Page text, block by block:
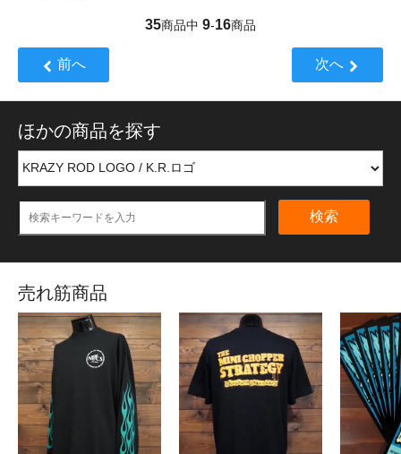
35商品中 9-16商品
前へ 次へ
ほかの商品を探す
検索
売れ筋商品